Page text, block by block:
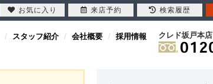
スタッフ紹介 会社概要 採用情報 クレド坂戸本店
お気に入り 来店予約 検索履歴